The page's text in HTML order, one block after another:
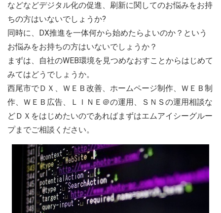
などなどデジタル化の促進、刷新に関してのお悩みをお持
ちの方はいないでしょうか?
同時に、DX推進を一体何から始めたらよいのか？という
お悩みをお持ちの方はいないでしょうか？
まずは、自社のWEB環境を見つめなおすことからはじめて
みてはどうでしょうか。
西尾市でＤＸ、ＷＥＢ改善、ホームページ制作、ＷＥＢ制
作、ＷＥＢ広告、ＬＩＮＥ＠の運用、ＳＮＳの運用相談な
どＤＸをはじめたいのであればまずはエムアイシーグルー
プまでご相談ください。